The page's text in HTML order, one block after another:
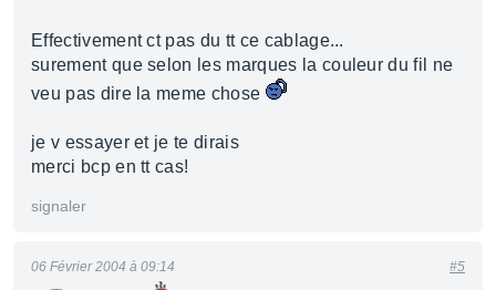
Effectivement ct pas du tt ce cablage...
surement que selon les marques la couleur du fil ne
veu pas dire la meme chose
je v essayer et je te dirais
merci bcp en tt cas!
signaler
06 Février 2004 à 09:14 #5